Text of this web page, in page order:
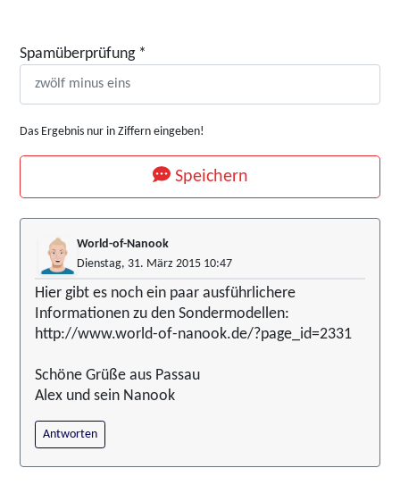
Spamüberprüfung *
Das Ergebnis nur in Ziffern eingeben!
Speichern
World-of-Nanook
Dienstag, 31. März 2015 10:47
Hier gibt es noch ein paar ausführlichere
Informationen zu den Sondermodellen:
http://www.world-of-nanook.de/?page_id=2331
Schöne Grüße aus Passau
Alex und sein Nanook
Antworten